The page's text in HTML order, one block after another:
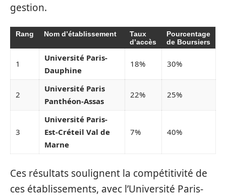
gestion.
Rang Nom d’établissement
Taux
d’accès
Pourcentage
de Boursiers
1
Université Paris-
Dauphine
18% 30%
2
Université Paris
Panthéon-Assas
22% 25%
3
Université Paris-
Est-Créteil Val de
Marne
7% 40%
Ces résultats soulignent la compétitivité de
ces établissements, avec l’Université Paris-